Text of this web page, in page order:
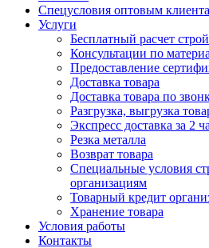
Спецусловия оптовым
Услуги
Бесплатный расчет
Консультации по
Предоставление
Доставка товара
Доставка товара по
Разгрузка, выгрузка
Экспресс доставка за 2
Резка металла
Возврат товара
Специальные условия
организациям
Товарный кредит
Хранение товара
Условия работы
Контакты